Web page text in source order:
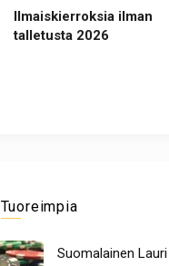
Ilmaiskierroksia ilman
talletusta 2026
Tuoreimpia
Suomalainen Lauri